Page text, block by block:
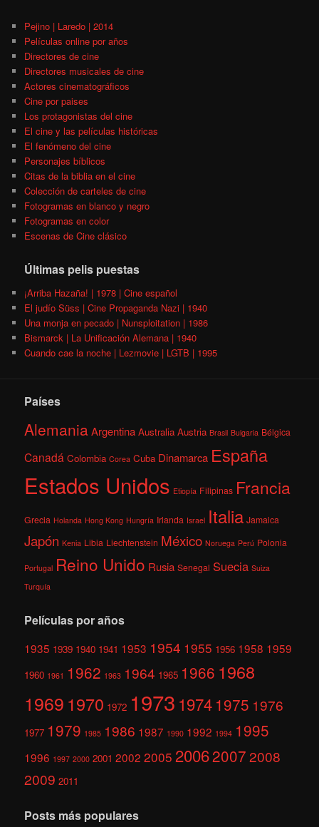
Pejino | Laredo | 2014
Películas online por años
Directores de cine
Directores musicales de cine
Actores cinematográficos
Cine por paises
Los protagonistas del cine
El cine y las películas históricas
El fenómeno del cine
Personajes bíblicos
Citas de la biblia en el cine
Colección de carteles de cine
Fotogramas en blanco y negro
Fotogramas en color
Escenas de Cine clásico
Últimas pelis puestas
¡Arriba Hazaña! | 1978 | Cine español
El judío Süss | Cine Propaganda Nazi | 1940
Una monja en pecado | Nunsploitation | 1986
Bismarck | La Unificación Alemana | 1940
Cuando cae la noche | Lezmovie | LGTB | 1995
Países
AlemaniaArgentina Australia Austria Brasil Bulgaria Bélgica
Canadá Colombia Corea Cuba Dinamarca España
Estados Unidos Etiopía Filipinas Francia
Grecia Holanda Hong Kong Hungría Irlanda Israel Italia Jamaica
Japón Kenia Libia Liechtenstein México Noruega Perú Polonia
Portugal Reino Unido Rusia Senegal Suecia Suiza
Turquía
Películas por años
1935 1939 1940 1941 1953 1954 1955 1956 1958 1959
1960 1961 1962 1963 1964 1965 1966 1968
1969 1970 1972 1973 1974 1975 1976
1977 1979 1985 1986 1987 1990 1992 1994 1995
1996 1997 2000 2001 2002 2005 200620072008
2009 2011
Posts más populares